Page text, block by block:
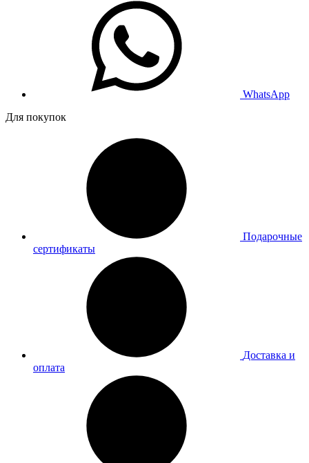
WhatsApp
Для покупок
Подарочные
сертификаты
Доставка и
оплата